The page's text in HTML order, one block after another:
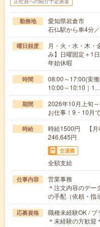
正社員への紹介予定派遣
勤務地
愛知県岩倉市
石仏駅から車4分
曜日頻度
月・火・水・木
み】日曜固定＋1
年始休暇
時間
08:00～17:00(実
10:00～10:10｜1…
期間
2026年10月上旬
お仕事！9・10月
時給
時給1500円 【月
246,645円
交通費
全額支給
仕事内容
営業事務
＊注文内容のデー
の手配（依頼・指
応募資格
職種未経験OK / ブ
＊未経験の方歓迎